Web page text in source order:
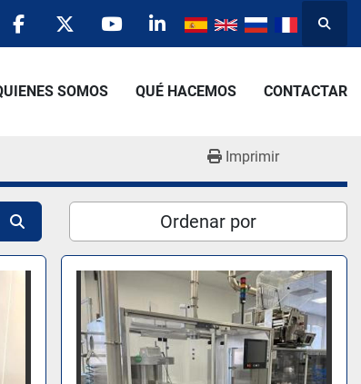
facebooktwitteryoutubelinkedin
QUIENES SOMOS QUÉ HACEMOS CONTACTAR
Imprimir
Ordenar por